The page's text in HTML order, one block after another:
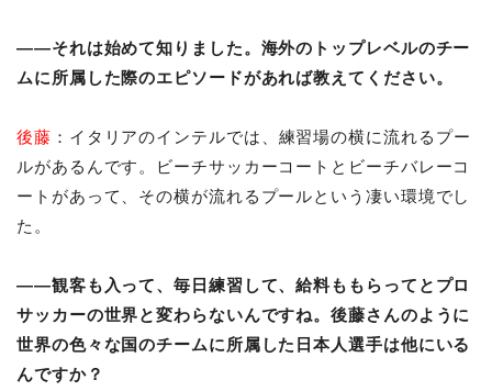
――それは始めて知りました。海外のトップレベルのチー
ムに所属した際のエピソードがあれば教えてください。
後藤 ：イタリアのインテルでは、練習場の横に流れるプー
ルがあるんです。ビーチサッカーコートとビーチバレーコ
ートがあって、その横が流れるプールという凄い環境でし
た。
――観客も入って、毎日練習して、給料ももらってとプロ
サッカーの世界と変わらないんですね。後藤さんのように
世界の色々な国のチームに所属した日本人選手は他にいる
んですか？